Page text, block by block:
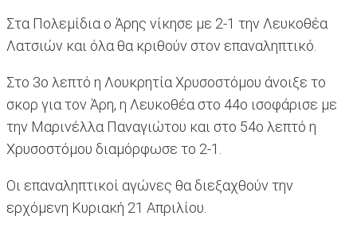
Στα Πολεμίδια ο Άρης νίκησε με 2-1 την Λευκοθέα
Λατσιών και όλα θα κριθούν στον επαναληπτικό.
Στο 3ο λεπτό η Λουκρητία Χρυσοστόμου άνοιξε το
σκορ για τον Άρη, η Λευκοθέα στο 44ο ισοφάρισε με
την Μαρινέλλα Παναγιώτου και στο 54ο λεπτό η
Χρυσοστόμου διαμόρφωσε το 2-1.
Οι επαναληπτικοί αγώνες θα διεξαχθούν την
ερχόμενη Κυριακή 21 Απριλίου.